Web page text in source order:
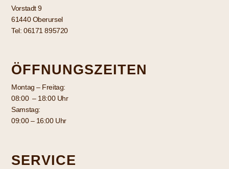
Vorstadt 9
61440 Oberursel
Tel: 06171 895720
ÖFFNUNGSZEITEN
Montag – Freitag:
08:00 – 18:00 Uhr
Samstag:
09:00 – 16:00 Uhr
SERVICE